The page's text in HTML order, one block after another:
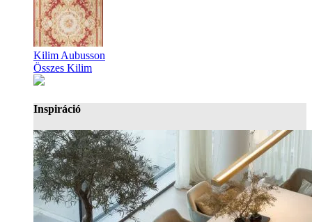
Kilim Aubusson
Összes Kilim
Inspiráció